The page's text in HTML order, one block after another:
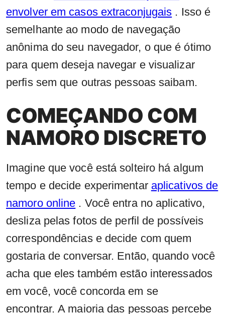
envolver em casos extraconjugais . Isso é
semelhante ao modo de navegação
anônima do seu navegador, o que é ótimo
para quem deseja navegar e visualizar
perfis sem que outras pessoas saibam.
COMEÇANDO COM
NAMORO DISCRETO
Imagine que você está solteiro há algum
tempo e decide experimentar aplicativos de
namoro online . Você entra no aplicativo,
desliza pelas fotos de perfil de possíveis
correspondências e decide com quem
gostaria de conversar. Então, quando você
acha que eles também estão interessados ​​
em você, você concorda em se
encontrar. A maioria das pessoas percebe